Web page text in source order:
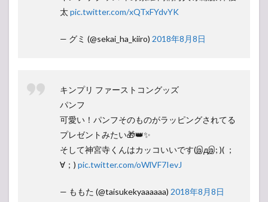
太 pic.twitter.com/xQTxFYdvYK
— グミ (@sekai_ha_kiiro) 2018年8月8日
キンプリ ファーストコングッズ
パンフ
可愛い！パンフそのものがラッピングされてる
プレゼントみたい🎁👑✨
そして神宮寺くんはカッコいいです(இдஇ; )( ；
∀；) pic.twitter.com/oWlVF7IevJ
— ももた (@taisukekyaaaaaa) 2018年8月8日